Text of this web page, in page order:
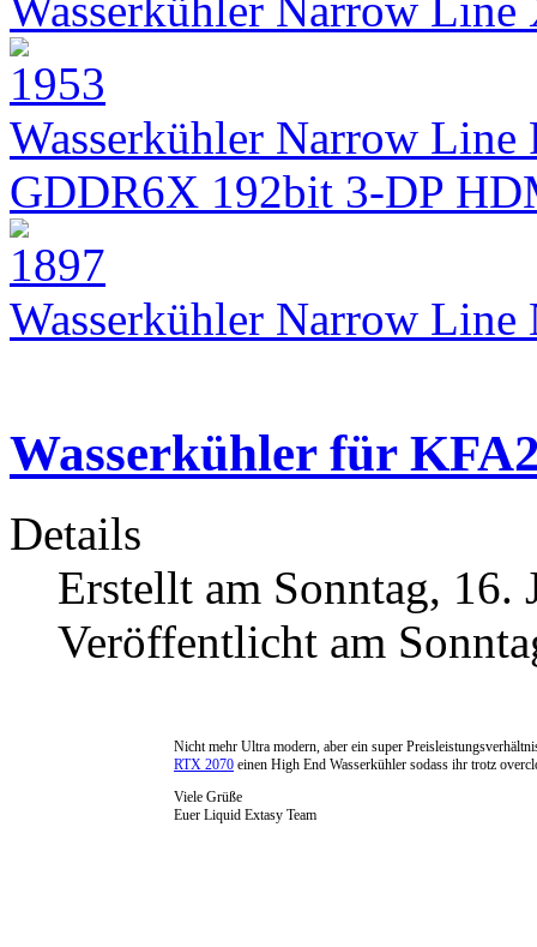
Wasserkühler Narrow Line
GDDR6X 192bit 3-DP
Wasserkühler Narrow
Wasserkühler für
Details
Erstellt am Sonntag, 16.
Veröffentlicht am
Nicht mehr Ultra modern, aber ein super
RTX 2070 einen High End Wasserkühler sodass ihr trotz
Viele Grüße
Euer Liquid Extasy Team